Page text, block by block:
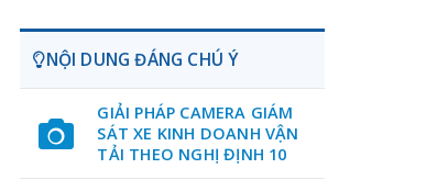
NỘI DUNG ĐÁNG CHÚ Ý
GIẢI PHÁP CAMERA GIÁM
SÁT XE KINH DOANH VẬN
TẢI THEO NGHỊ ĐỊNH 10